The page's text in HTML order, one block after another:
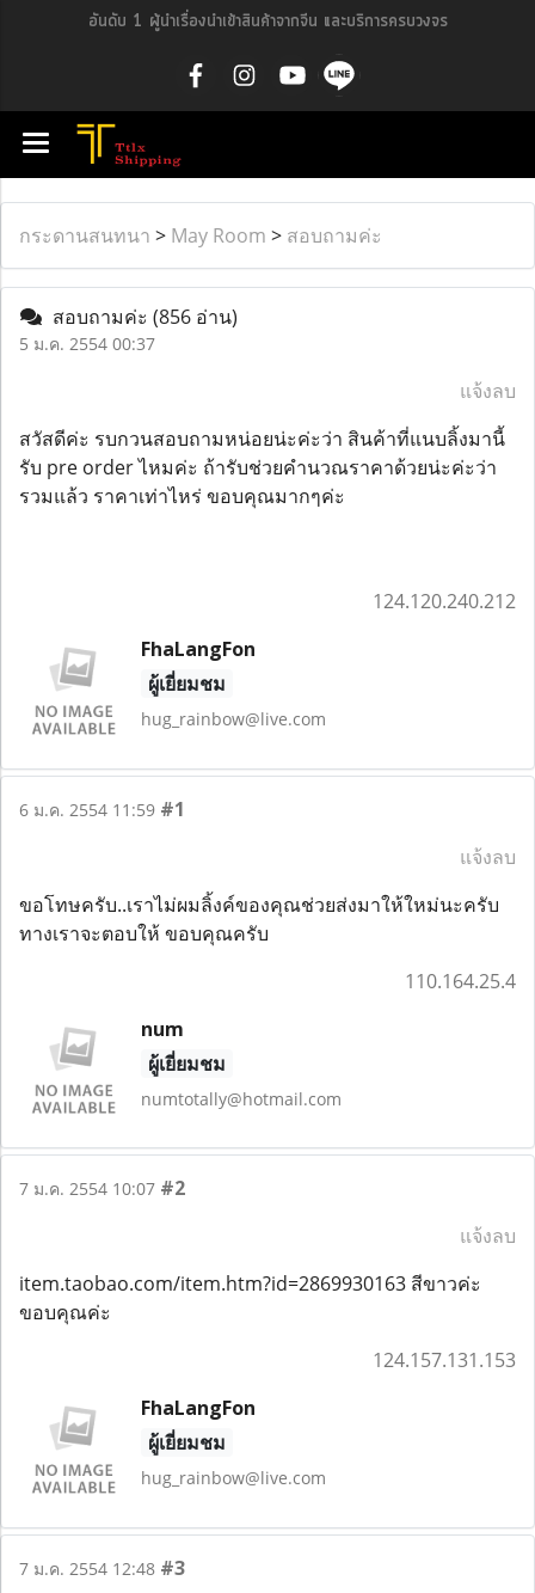
อันดับ 1 ผู้นำเรื่องนำเข้าสินค้าจากจีน และบริการครบวงจร
กระดานสนทนา > May Room > สอบถามค่ะ
สอบถามค่ะ (856 อ่าน)
5 ม.ค. 2554 00:37
แจ้งลบ
สวัสดีค่ะ รบกวนสอบถามหน่อยน่ะค่ะว่า สินค้าที่แนบลิ้งมานี้
รับ pre order ไหมค่ะ ถ้ารับช่วยคำนวณราคาด้วยน่ะค่ะว่า
รวมแล้ว ราคาเท่าไหร่ ขอบคุณมากๆค่ะ
124.120.240.212
FhaLangFon
ผู้เยี่ยมชม
hug_rainbow@live.com
6 ม.ค. 2554 11:59 #1
แจ้งลบ
ขอโทษครับ..เราไม่ผมลิ้งค์ของคุณช่วยส่งมาให้ใหม่นะครับ
ทางเราจะตอบให้ ขอบคุณครับ
110.164.25.4
num
ผู้เยี่ยมชม
numtotally@hotmail.com
7 ม.ค. 2554 10:07 #2
แจ้งลบ
item.taobao.com/item.htm?id=2869930163 สีขาวค่ะ
ขอบคุณค่ะ
124.157.131.153
FhaLangFon
ผู้เยี่ยมชม
hug_rainbow@live.com
7 ม.ค. 2554 12:48 #3